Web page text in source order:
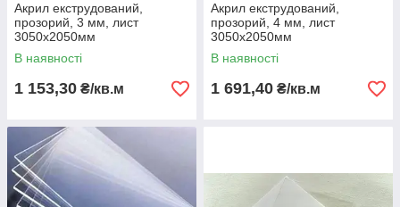
Акрил екструдований,
прозорий, 3 мм, лист
3050х2050мм
В наявності
1 153,30 ₴/кв.м
Акрил екструдований,
прозорий, 4 мм, лист
3050х2050мм
В наявності
1 691,40 ₴/кв.м